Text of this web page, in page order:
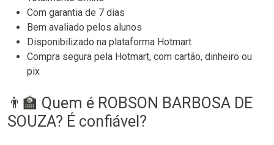
Com garantia de 7 dias
Bem avaliado pelos alunos
Disponibilizado na plataforma Hotmart
Compra segura pela Hotmart, com cartão, dinheiro ou
pix
👨‍🏫 Quem é ROBSON BARBOSA DE
SOUZA? É confiável?